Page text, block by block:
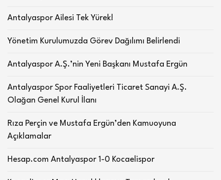
Antalyaspor Ailesi Tek Yürek!
Yönetim Kurulumuzda Görev Dağılımı Belirlendi
Antalyaspor A.Ş.’nin Yeni Başkanı Mustafa Ergün
Antalyaspor Spor Faaliyetleri Ticaret Sanayi A.Ş.
Olağan Genel Kurul İlanı
Rıza Perçin ve Mustafa Ergün’den Kamuoyuna
Açıklamalar
Hesap.com Antalyaspor 1-0 Kocaelispor